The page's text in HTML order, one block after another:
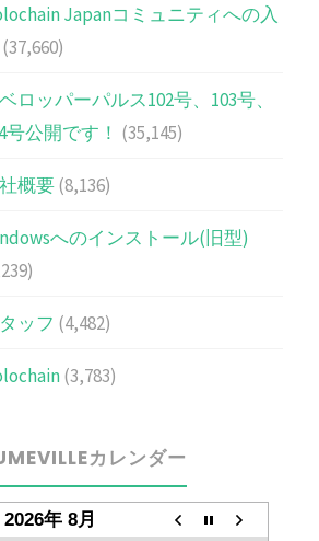
Japanコミュニティへの入
(37,660)
ロッパーパルス102号、103号、
号公開です！ (35,145)
概要(8,136)
へのインストール(旧型)
ッフ (4,482)
(3,783)
カレンダー
2026年 8月